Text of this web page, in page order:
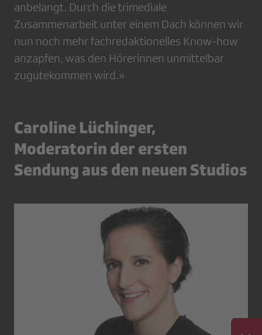
anbelangt. Durch die trimediale
Zusammenarbeit unter einem Dach können wir
nun noch mehr fachredaktionelles Know-how
anzapfen, was den Hörerinnen unmittelbar
zugutekommen wird.»
Caroline Lüchinger,
Moderatorin der ersten
Sendung aus den neuen Studios